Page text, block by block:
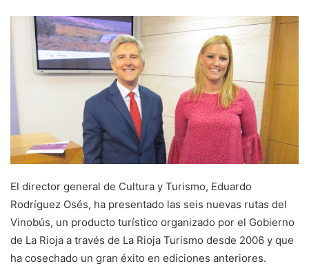
n
d
a
n
m
a
El director general de Cultura y Turismo, Eduardo
Rodríguez Osés, ha presentado las seis nuevas rutas del
Vinobús, un producto turístico organizado por el Gobierno
de La Rioja a través de La Rioja Turismo desde 2006 y que
ha cosechado un gran éxito en ediciones anteriores.